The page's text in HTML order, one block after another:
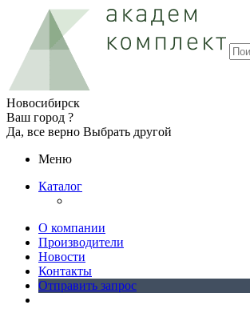
Новосибирск
Ваш город ?
Да, все верно Выбрать другой
Меню
Каталог
О компании
Производители
Новости
Контакты
Отправить запрос